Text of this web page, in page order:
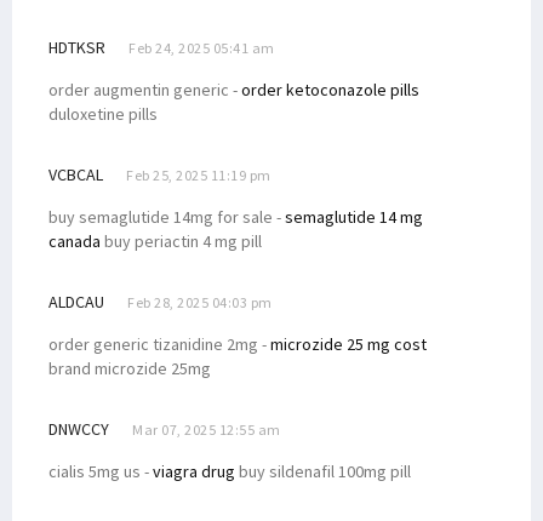
HDTKSR Feb 24, 2025 05:41 am
order augmentin generic -order ketoconazole pills
duloxetine pills
VCBCAL Feb 25, 2025 11:19 pm
buy semaglutide 14mg for sale -semaglutide 14 mg
canada buy periactin 4 mg pill
ALDCAU Feb 28, 2025 04:03 pm
order generic tizanidine 2mg -microzide 25 mg cost
brand microzide 25mg
DNWCCY Mar 07, 2025 12:55 am
cialis 5mg us -viagra drug buy sildenafil 100mg pill